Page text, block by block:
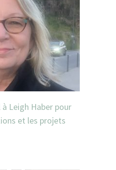
Leigh Haber pour
et les projets